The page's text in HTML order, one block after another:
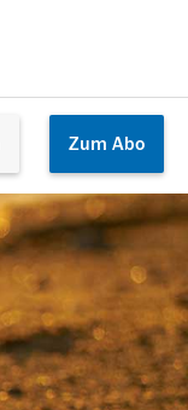
Zum Abo